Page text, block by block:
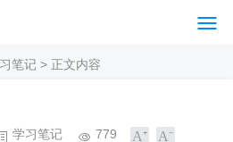
笔记 > 正文内容
学习笔记 779